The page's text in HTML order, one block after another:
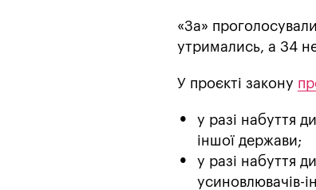
«За»
утримались, а 34
У проєкті закону
у разі набуття
іншої держави;
у разі набуття
усиновлювачів-